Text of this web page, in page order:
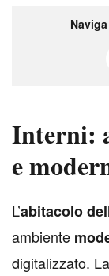
Interni:
e
L’abitacolo
ambiente
digitalizzato. La